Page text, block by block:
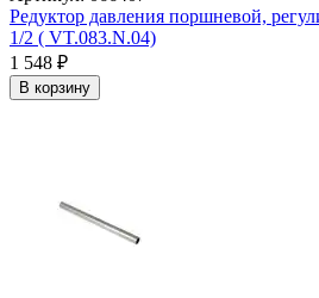
Редуктор давления поршневой,
1/2 ( VT.083.N.04)
1 548 ₽
В корзину